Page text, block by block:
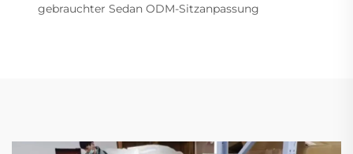
gebrauchter Sedan ODM-Sitzanpassung